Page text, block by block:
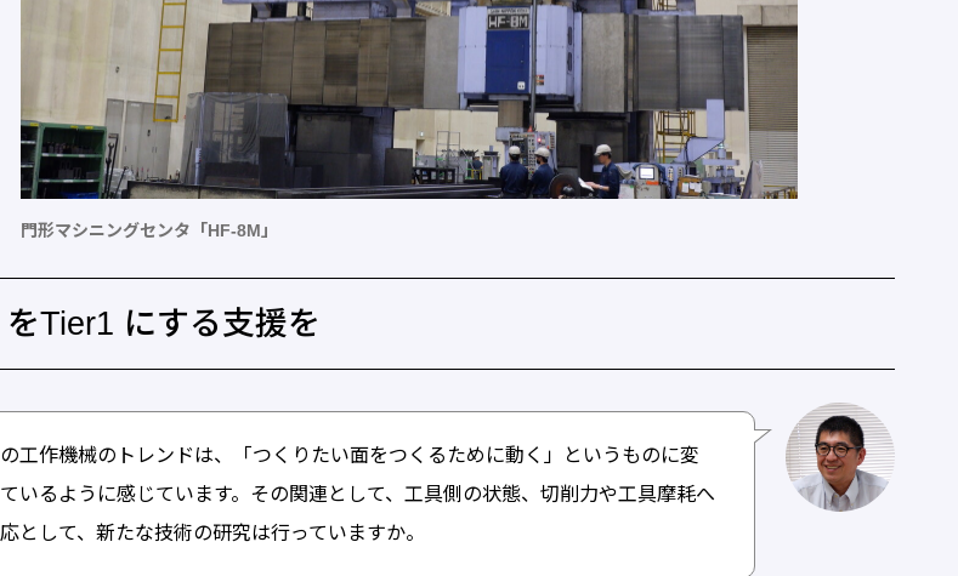
門形マシニングセンタ「HF-8M」
Tier1 にする支援を
工作機械のトレンドは、「つくりたい面をつくるために動く」というものに変
いるように感じています。その関連として、工具側の状態、切削力や工具摩耗へ
として、新たな技術の研究は行っていますか。